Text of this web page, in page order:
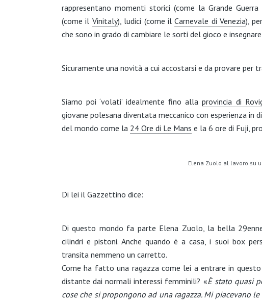
rappresentano momenti storici (come la Grande
(come il Vinitaly), ludici (come ilCarnevale di Venezia),
che sono in grado di cambiare le sorti del gioco e
Sicuramente una novità a cui accostarsi e da provare per
Siamo poi ‘volati’ idealmente fino allaprovincia di
giovane polesana diventata meccanico con esperienza
del mondo come la 24 Ore di Le Mans e la 6 ore di Fuji,
Elena Zuolo al lavoro su
Di lei il Gazzettino dice:
Di questo mondo fa parte Elena Zuolo, la bella
cilindri e pistoni. Anche quando è a casa, i suoi box
transita nemmeno un carretto.
Come ha fatto una ragazza come lei a entrare in
distante dai normali interessi femminili? «È stato quasi
cose che si propongono ad una ragazza. Mi piacevano